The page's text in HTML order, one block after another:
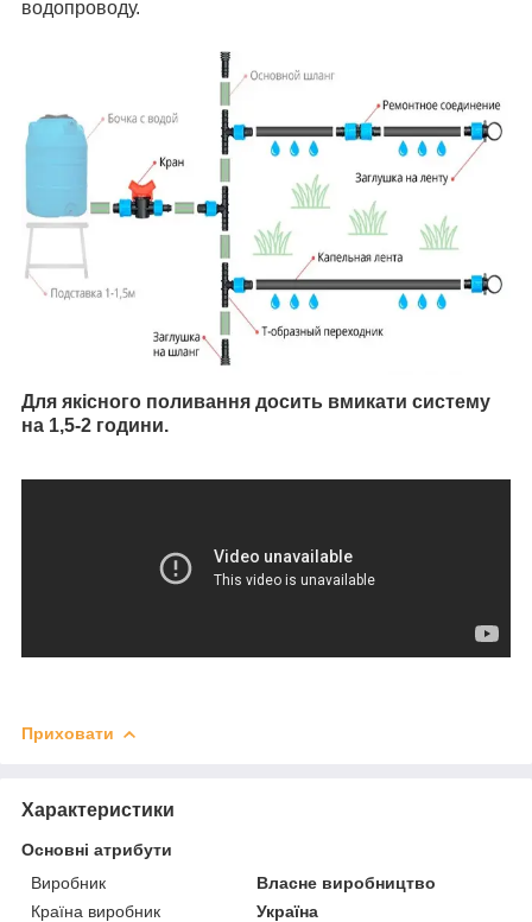
водопроводу.
Для якісного поливання досить вмикати систему
на 1,5-2 години.
Приховати
Характеристики
Основні атрибути
Виробник
Власне виробництво
Країна виробник
Україна